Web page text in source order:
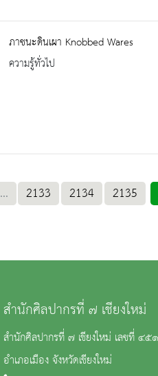
ภาชนะดินเผา Knobbed Wares
ความรู้ทั่วไป
... 2133 2134 2135
สำนักศิลปากรที่ ๗ เชียงใหม่
สำนักศิลปากรที่ ๗ เชียงใหม่ เลขที่ ๔๕
อำเภอเมือง จังหวัดเชียงใหม่